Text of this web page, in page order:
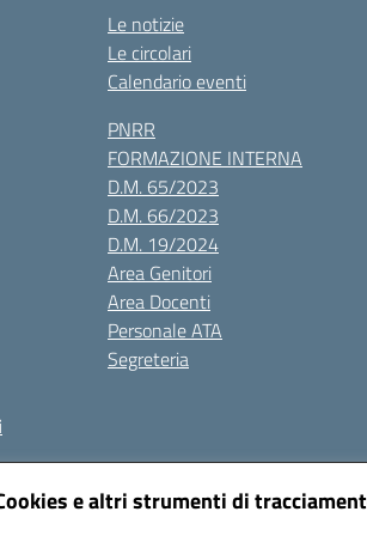
e altri strumenti di
Le notizie
Le circolari
Calendario eventi
PNRR
FORMAZIONE INTERNA
D.M. 65/2023
D.M. 66/2023
D.M. 19/2024
Area Genitori
Area Docenti
Personale ATA
Segreteria